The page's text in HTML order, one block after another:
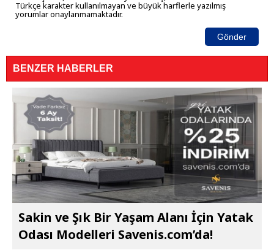
Türkçe karakter kullanılmayan ve büyük harflerle yazılmış
yorumlar onaylanmamaktadır.
Gönder
BENZER HABERLER
Sakin ve Şık Bir Yaşam Alanı İçin Yatak
Odası Modelleri Savenis.com’da!